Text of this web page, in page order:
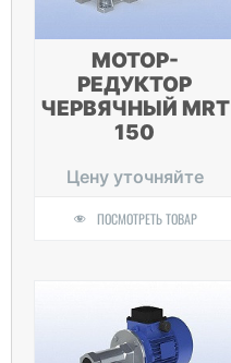
МОТОР-
РЕДУКТОР
ЧЕРВЯЧНЫЙ MRT
150
Цену уточняйте
ПОСМОТРЕТЬ ТОВАР